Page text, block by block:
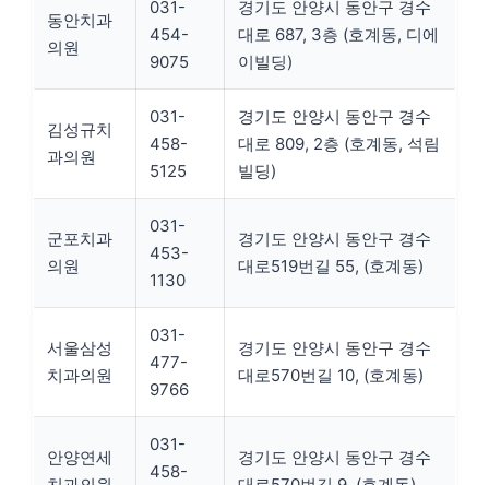
동안치과
의원
031-
454-
9075
경기도 안양시 동안구 경수
대로 687, 3층 (호계동, 디에
이빌딩)
김성규치
과의원
031-
458-
5125
경기도 안양시 동안구 경수
대로 809, 2층 (호계동, 석림
빌딩)
군포치과
의원
031-
453-
1130
경기도 안양시 동안구 경수
대로519번길 55, (호계동)
서울삼성
치과의원
031-
477-
9766
경기도 안양시 동안구 경수
대로570번길 10, (호계동)
안양연세
031-
458-
경기도 안양시 동안구 경수